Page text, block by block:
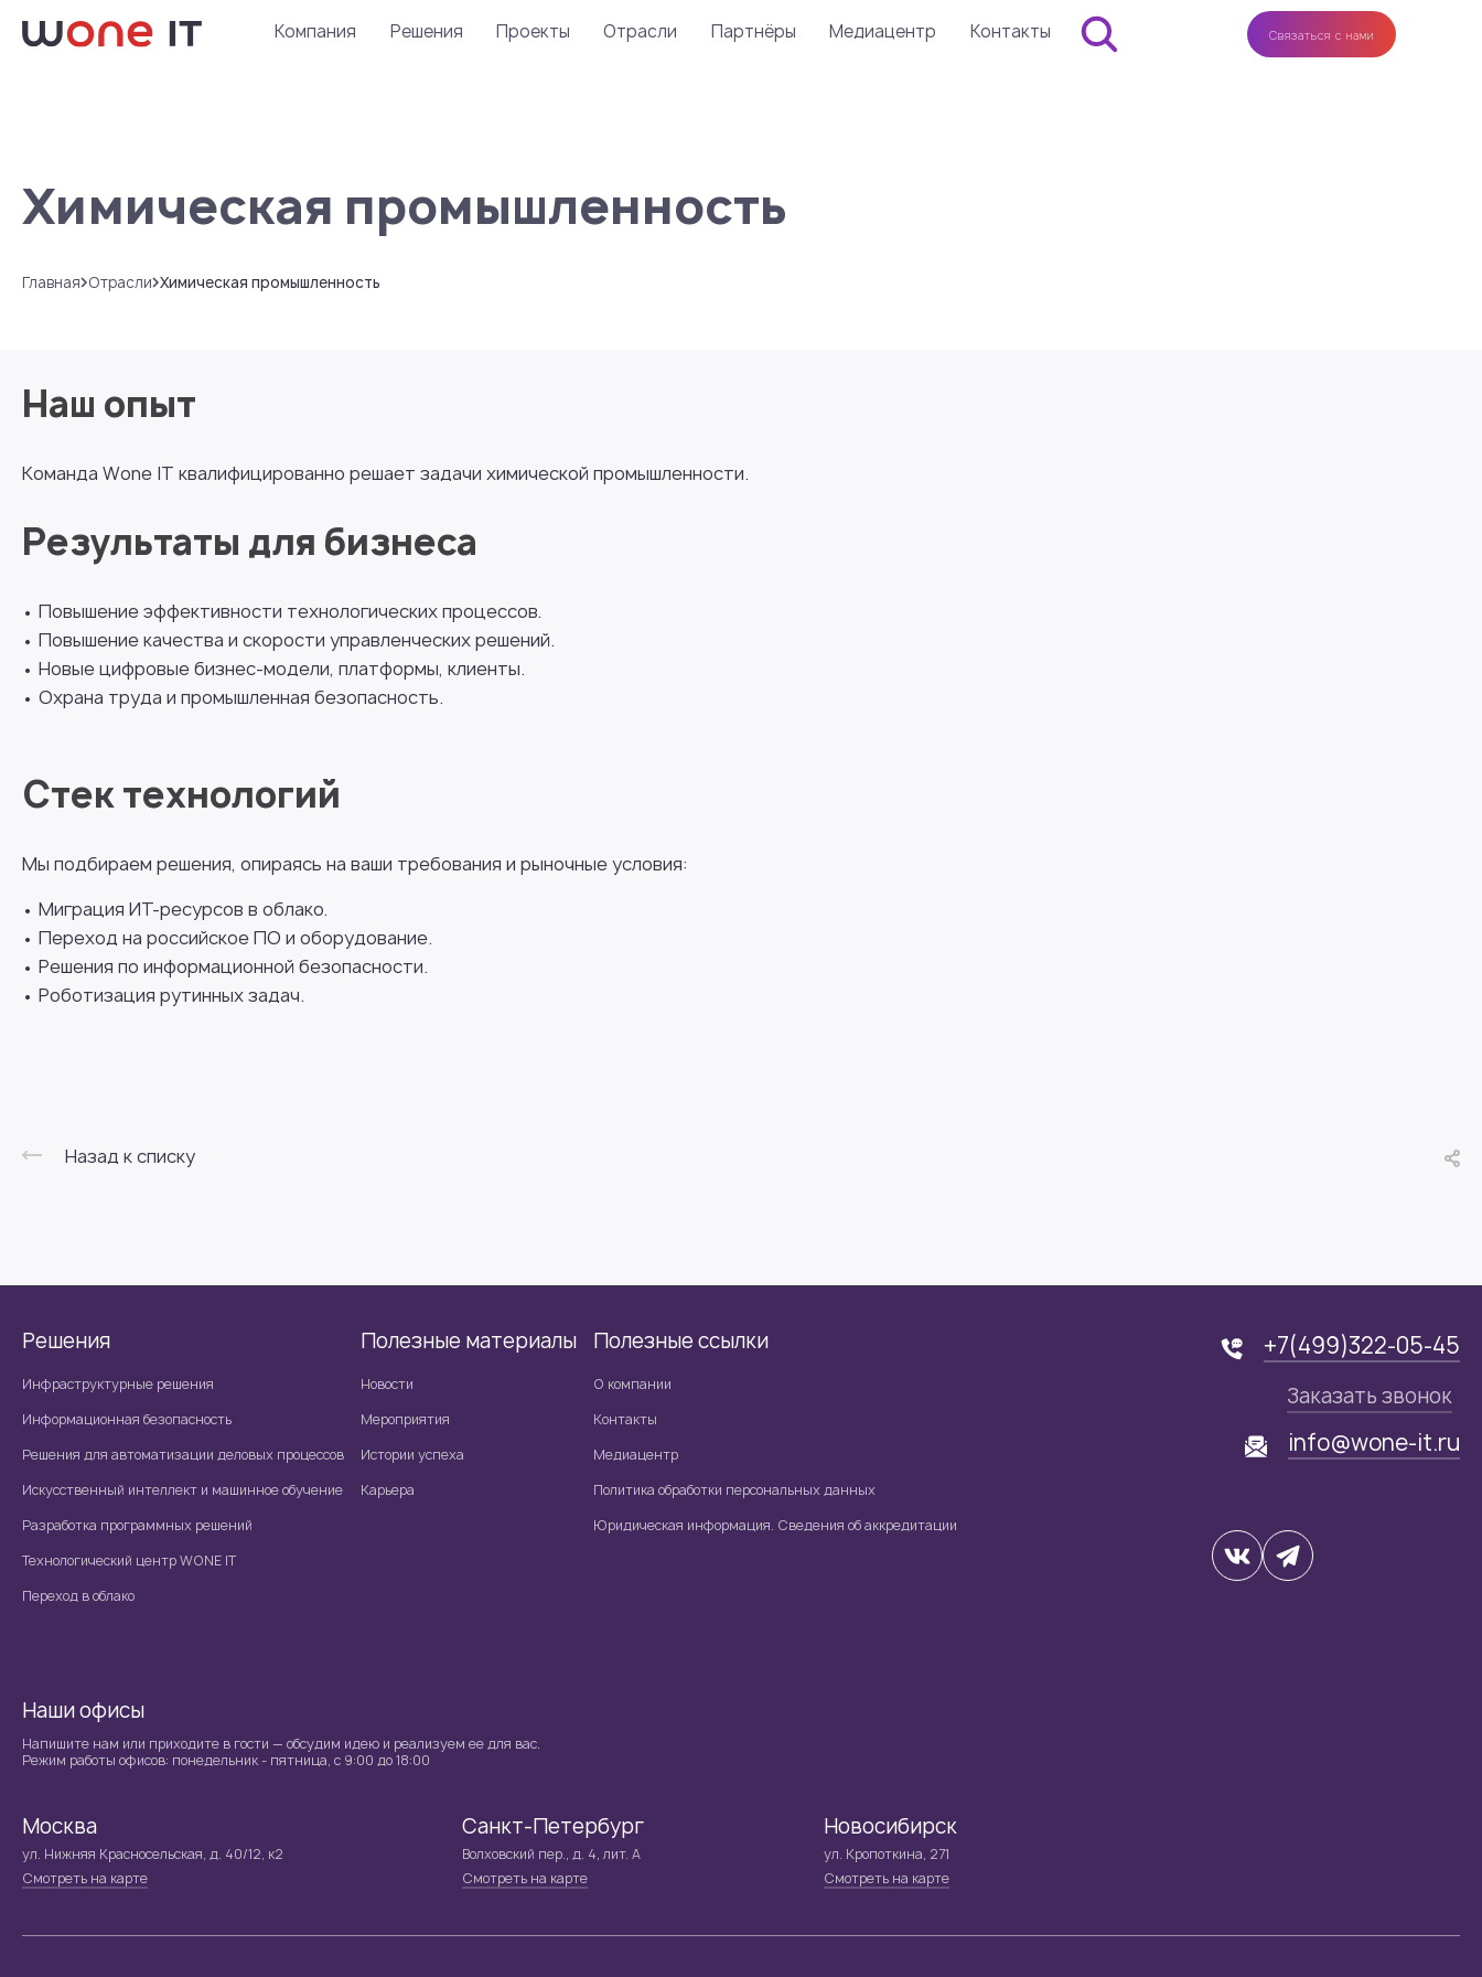
Компания Решения Проекты Отрасли Партнёры Медиацентр Контакты Связаться с нами
Химическая промышленность
Главная Отрасли Химическая промышленность
Наш опыт
Команда Wone IT квалифицированно решает задачи химической промышленности.
Результаты для бизнеса
• Повышение эффективности технологических процессов.
• Повышение качества и скорости управленческих решений.
• Новые цифровые бизнес-модели, платформы, клиенты.
• Охрана труда и промышленная безопасность.
Стек технологий
Мы подбираем решения, опираясь на ваши требования и рыночные условия:
• Миграция ИТ-ресурсов в облако.
• Переход на российское ПО и оборудование.
• Решения по информационной безопасности.
• Роботизация рутинных задач.
Назад к списку
Решения
Инфраструктурные решения
Информационная безопасность
Решения для автоматизации деловых процессов
Искусственный интеллект и машинное обучение
Разработка программных решений
Технологический центр WONE IT
Переход в облако
Полезные материалы
Новости
Мероприятия
Истории успеха
Карьера
Полезные ссылки
О компании
Контакты
Медиацентр
Политика обработки персональных данных
Юридическая информация. Сведения об аккредитации
+7(499)322-05-45
Заказать звонок
info@wone-it.ru
Наши офисы
Напишите нам или приходите в гости — обсудим идею и реализуем ее для вас.
Режим работы офисов: понедельник - пятница, с 9:00 до 18:00
Москва
ул. Нижняя Красносельская, д. 40/12, к2
Смотреть на карте
Санкт-Петербург
Волховский пер., д. 4, лит. А
Смотреть на карте
Новосибирск
ул. Кропоткина, 271
Смотреть на карте